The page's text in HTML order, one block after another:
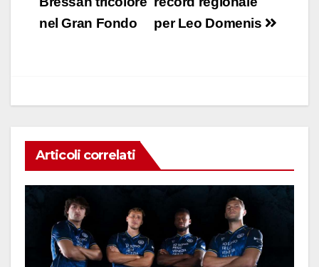
b
A
dI
vi
articoli
per Leo Domenis
nel Gran Fondo
Articoli correlati